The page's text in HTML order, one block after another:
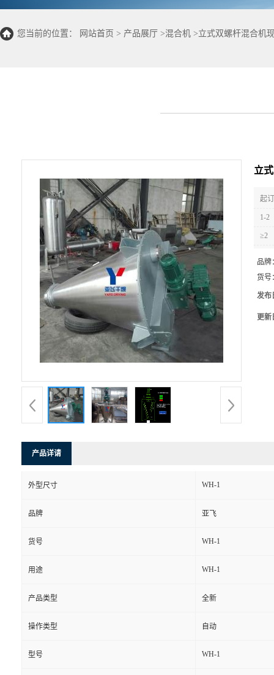
您当前的位置： 网站首页 > 产品展厅 >混合机 >立式双螺杆混合机
立
起
1-2
≥2
品牌
货号
发布
更新
产品详请
外型尺寸 WH-1
品牌 亚飞
货号 WH-1
用途 WH-1
产品类型 全新
操作类型 自动
型号 WH-1